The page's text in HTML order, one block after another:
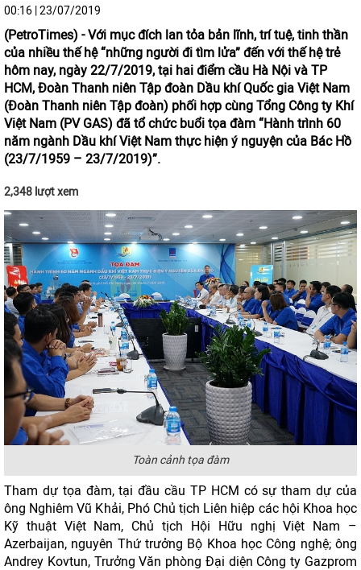
00:16 | 23/07/2019
(PetroTimes) -Với mục đích lan tỏa bản lĩnh, trí tuệ, tinh thần
của nhiều thế hệ “những người đi tìm lửa” đến với thế hệ trẻ
hôm nay, ngày 22/7/2019, tại hai điểm cầu Hà Nội và TP
HCM, Đoàn Thanh niên Tập đoàn Dầu khí Quốc gia Việt Nam
(Đoàn Thanh niên Tập đoàn) phối hợp cùng Tổng Công ty Khí
Việt Nam (PV GAS) đã tổ chức buổi tọa đàm “Hành trình 60
năm ngành Dầu khí Việt Nam thực hiện ý nguyện của Bác Hồ
(23/7/1959 – 23/7/2019)”.
2,348 lượt xem
Toàn cảnh tọa đàm
Tham dự tọa đàm, tại đầu cầu TP HCM có sự tham dự của
ông Nghiêm Vũ Khải, Phó Chủ tịch Liên hiệp các hội Khoa học
Kỹ thuật Việt Nam, Chủ tịch Hội Hữu nghị Việt Nam –
Azerbaijan, nguyên Thứ trưởng Bộ Khoa học Công nghệ; ông
Andrey Kovtun, Trưởng Văn phòng Đại diện Công ty Gazprom